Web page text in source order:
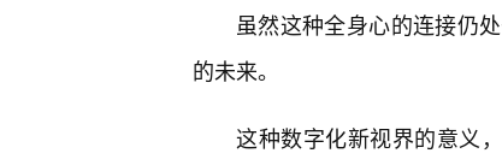
虽然这种全身心的连接仍
的未来。
这种数字化新视界的意义